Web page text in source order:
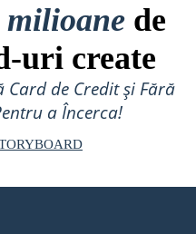
milioane de
uri create
Card de Credit și Fără
a Încerca!